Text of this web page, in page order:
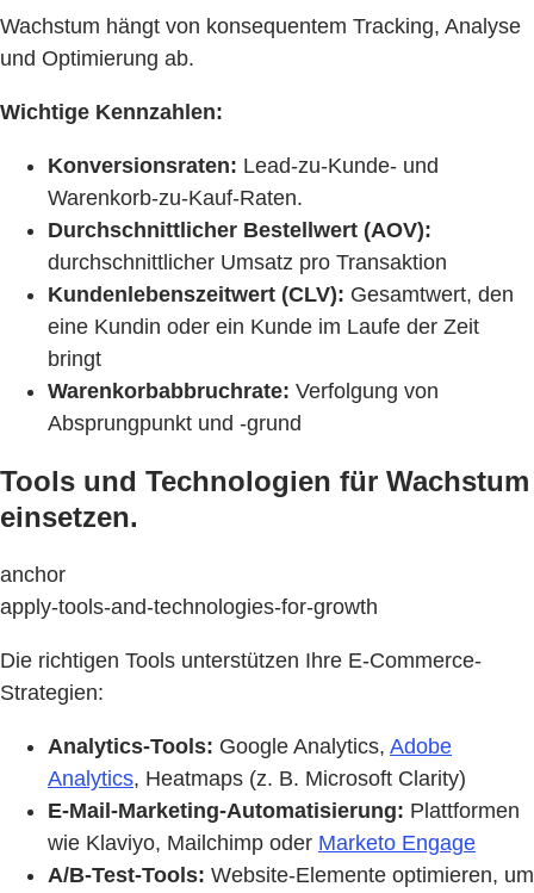
Wachstum hängt von konsequentem Tracking, Analyse
und Optimierung ab.
Wichtige Kennzahlen:
Konversionsraten: Lead-zu-Kunde- und
Warenkorb-zu-Kauf-Raten.
Durchschnittlicher Bestellwert (AOV):
durchschnittlicher Umsatz pro Transaktion
Kundenlebenszeitwert (CLV): Gesamtwert, den
eine Kundin oder ein Kunde im Laufe der Zeit
bringt
Warenkorbabbruchrate: Verfolgung von
Absprungpunkt und -grund
Tools und Technologien für Wachstum
einsetzen.
anchor
apply-tools-and-technologies-for-growth
Die richtigen Tools unterstützen Ihre E-Commerce-
Strategien:
Analytics-Tools: Google Analytics, Adobe
Analytics, Heatmaps (z. B. Microsoft Clarity)
E-Mail-Marketing-Automatisierung: Plattformen
wie Klaviyo, Mailchimp oder Marketo Engage
A/B-Test-Tools: Website-Elemente optimieren, um